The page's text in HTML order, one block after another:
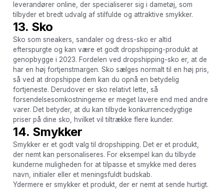
leverandører online, der specialiserer sig i dametøj, som
tilbyder et bredt udvalg af stilfulde og attraktive smykker.
13. Sko
Sko som sneakers, sandaler og dress-sko er altid
efterspurgte og kan være et godt dropshipping-produkt at
genopbygge i 2023. Fordelen ved dropshipping-sko er, at de
har en høj fortjenstmargen. Sko sælges normalt til en høj pris,
så ved at dropshippe dem kan du opnå en betydelig
fortjeneste. Derudover er sko relativt lette, så
forsendelsesomkostningerne er meget lavere end med andre
varer. Det betyder, at du kan tilbyde konkurrencedygtige
priser på dine sko, hvilket vil tiltrække flere kunder.
14. Smykker
Smykker er et godt valg til dropshipping. Det er et produkt,
der nemt kan personaliseres. For eksempel kan du tilbyde
kunderne muligheden for at tilpasse et smykke med deres
navn, initialer eller et meningsfuldt budskab.
Ydermere er smykker et produkt, der er nemt at sende hurtigt.